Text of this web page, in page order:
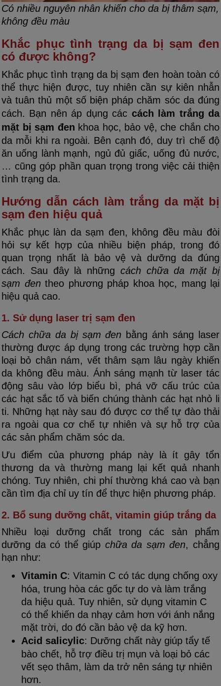
Có nhiều nguyên nhân khiến cho da bị thâm sạm,
không đều màu
Khắc phục tình trạng da bị sạm đen
có được không?
Khắc phục tình trạng da bị sạm đen hoàn toàn có
thể thực hiện được, tuy nhiên cần sự kiên nhẫn
và tuân thủ một số biện pháp chăm sóc da đúng
cách. Bạn nên áp dụng các cách làm trắng da
mặt bị sạm đen khoa học, bảo vệ, che chắn cho
da mỗi khi ra ngoài. Bên cạnh đó, duy trì chế độ
ăn uống lành mạnh, ngủ đủ giấc, uống đủ nước,
… cũng góp phần quan trọng trong việc cải thiện
tình trạng da.
Hướng dẫn cách làm trắng da mặt bị
sạm đen hiệu quả
Khắc phục làn da sạm đen, không đều màu đòi
hỏi sự kết hợp của nhiều biện pháp, trong đó
quan trọng nhất là bảo vệ và dưỡng da đúng
cách. Sau đây là những cách chữa da mặt bị
sạm đen theo phương pháp khoa học, mang lại
hiệu quả cao.
1. Sử dụng laser trị sạm đen
Cách chữa da bị sạm đen bằng ánh sáng laser
thường được áp dụng trong các trường hợp cần
loại bỏ chân nám, vết thâm sạm lâu ngày khiến
da không đều màu. Ánh sáng mạnh từ laser tác
động sâu vào lớp biểu bì, phá vỡ cấu trúc của
các hạt sắc tố và biến chúng thành các hạt nhỏ li
ti. Những hạt này sau đó được cơ thể tự đào thải
ra ngoài qua cơ chế tự nhiên và sự hỗ trợ của
các sản phẩm chăm sóc da.
Ưu điểm của phương pháp này là ít gây tổn
thương da và thường mang lại kết quả nhanh
chóng. Tuy nhiên, chi phí thường khá cao và bạn
cần tìm địa chỉ uy tín để thực hiện phương pháp.
2. Bổ sung dưỡng chất, vitamin giúp trắng da
Nhiều loại dưỡng chất trong các sản phẩm
dưỡng da có thể giúp chữa da sạm đen, chẳng
hạn như:
Vitamin C: Vitamin C có tác dụng chống oxy
hóa, trung hòa các gốc tự do và làm trắng
da hiệu quả. Tuy nhiên, sử dụng vitamin C
có thể khiến da nhạy cảm hơn với ánh nắng
mặt trời, do đó cần bảo vệ da kỹ hơn.
Acid salicylic: Dưỡng chất này giúp tẩy tế
bào chết, hỗ trợ điều trị mụn và loại bỏ các
vết sẹo thâm, làm da trở nên sáng tự nhiên
hơn.